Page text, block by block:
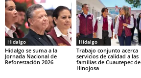
Hidalgo
Hidalgo se suma a la
Jornada Nacional de
Reforestación 2026
Hidalgo
Trabajo conjunto acerca
servicios de calidad a las
familias de Cuautepec de
Hinojosa